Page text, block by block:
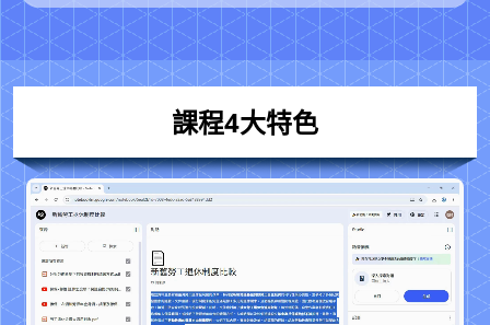
課程4大特色